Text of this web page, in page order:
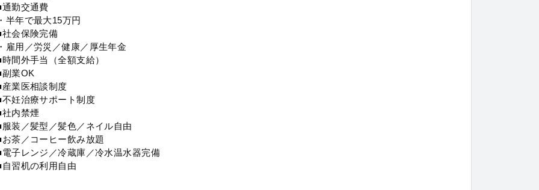
通勤交通費
半年で最大15万円
社会保険完備
雇用／労災／健康／厚生年金
間外手当（全額支給）
副業OK
産業医相談制度
不妊治療サポート制度
社内禁煙
服装／髪型／髪色／ネイル自由
お茶／コーヒー飲み放題
電子レンジ／冷蔵庫／冷水温水器完備
自習机の利用自由